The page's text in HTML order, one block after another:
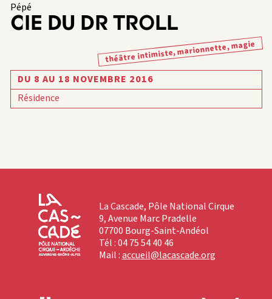
Pépé
CIE DU DR TROLL
théâtre intimiste, marionnette, magie
DU 8 AU 18 NOVEMBRE 2016
Résidence
La Cascade, Pôle National Cirque
9, Avenue Marc Pradelle
07700 Bourg-Saint-Andéol
Tél : 04 75 54 40 46
Mail :accueil@lacascade.org